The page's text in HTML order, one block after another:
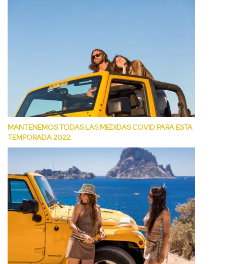
MANTENEMOS TODAS LAS MEDIDAS COVID PARA ESTA
TEMPORADA 2022